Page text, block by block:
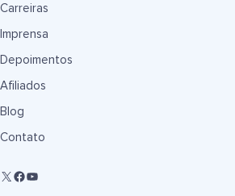
Carreiras
Imprensa
Depoimentos
Afiliados
Blog
Contato